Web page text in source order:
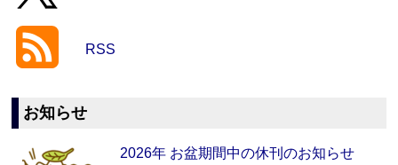
RSS
お知らせ
2026年 お盆期間中の休刊のお知らせ